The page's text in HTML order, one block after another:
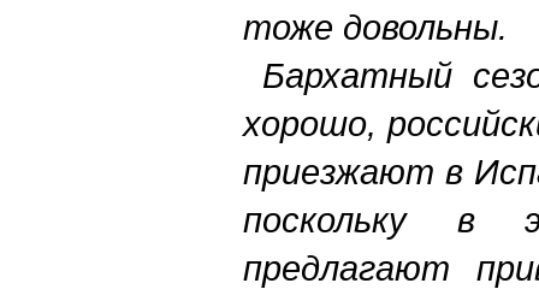
тоже довольны.
Бархатный
хорошо,
приезжают в
поскольку в
предлагают